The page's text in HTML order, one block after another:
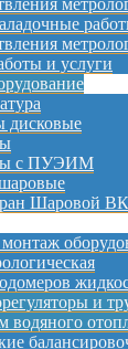
и услуги
дисковые
с ПУЭИМ
Шаровой
и
водяного